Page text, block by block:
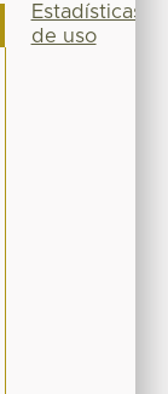
Estadísticas
de uso